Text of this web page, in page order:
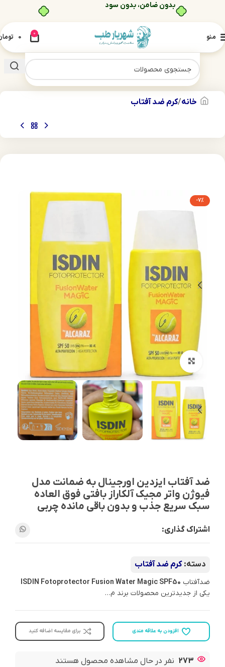
بدون ضامن، بدون سود
منو 0
0
خانه کرم ضد آفتاب
-7%
بزرگنمایی تصویر
ضد آفتاب ایزدین اورجینال به ضمانت مدل
فیوژن واتر مجیک آلکاراز بافتی فوق العاده
سبک سریع جذب و بدون باقی مانده چربی
اشتراک گذاری:
دسته: کرم ضد آفتاب
ضدآفتاب ISDIN Fotoprotector Fusion Water Magic SPF50
یکی از جدیدترین محصولات برند م…
افزودن به علاقه مندی برای مقایسه اضافه کنید
273 نفر در حال مشاهده محصول هستند